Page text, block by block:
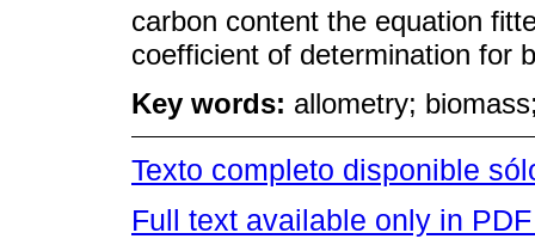
carbon content the equation
coefficient of determination for
Key words: allometry;
Texto completo disponible
Full text available only in